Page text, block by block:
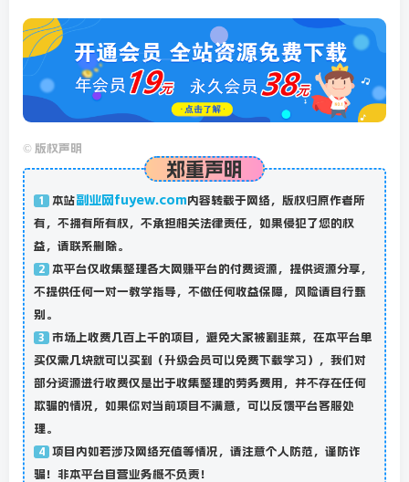
© 版权声明
郑重声明
1 本站副业网fuyew.com内容转载于网络，版权归原作者所
有，不拥有所有权，不承担相关法律责任，如果侵犯了您的权
益，请联系删除。
2
本平台仅收集整理各大网赚平台的付费资源，提供资源分享，
不提供任何一对一教学指导，不做任何收益保障，风险请自行甄
别。
3
市场上收费几百上千的项目，避免大家被割韭菜，在本平台单
买仅需几块就可以买到（升级会员可以免费下载学习），我们对
部分资源进行收费仅是出于收集整理的劳务费用，并不存在任何
欺骗的情况，如果你对当前项目不满意，可以反馈平台客服处
理。
4
项目内如若涉及网络充值等情况，请注意个人防范，谨防诈
骗！非本平台自营业务概不负责！